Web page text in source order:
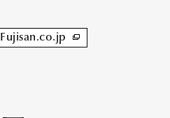
Fujisan.co.jp